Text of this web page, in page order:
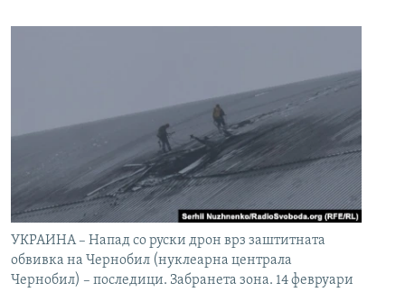
УКРАИНА – Напад со руски дрон врз заштитната
обвивка на Чернобил (нуклеарна централа
Чернобил) – последици. Забранета зона. 14 февруари